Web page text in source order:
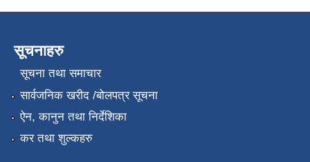
सूचनाहरु
सूचना तथा समाचार
सार्वजनिक खरीद /बोलपत्र सूचना
ऐन, कानुन तथा निर्देशिका
कर तथा शुल्कहरु